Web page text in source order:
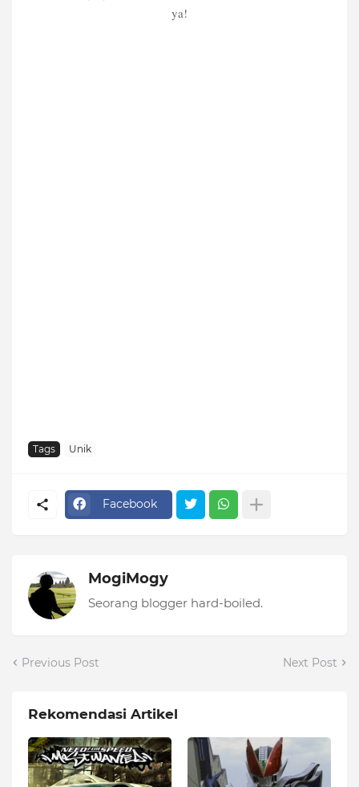
ya!
Tags Unik
Facebook
MogiMogy
Seorang blogger hard-boiled.
Previous Post Next Post
Rekomendasi Artikel